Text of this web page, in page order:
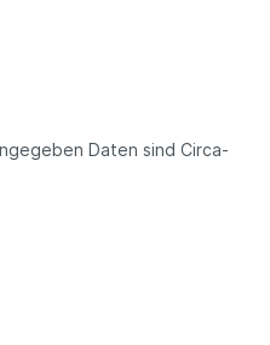
Daten sind Circa-